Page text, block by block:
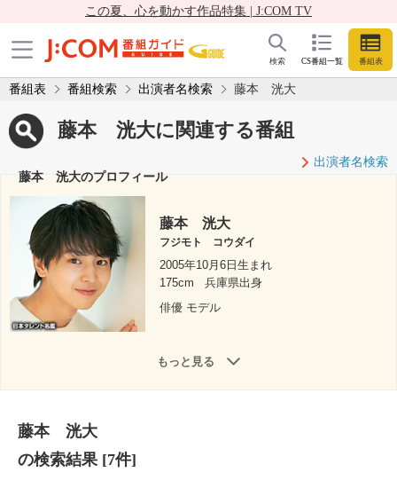
この夏、心を動かす作品特集 | J:COM TV
CS番組一覧 番組表
検索
番組表 番組検索 出演者名検索 藤本 洸大
藤本 洸大に関連する番組
出演者名検索
藤本 洸大のプロフィール
藤本 洸大
フジモト コウダイ
2005年10月6日生まれ
175cm
兵庫県出身
俳優 モデル
もっと見る
藤本 洸大
の検索結果[7件]